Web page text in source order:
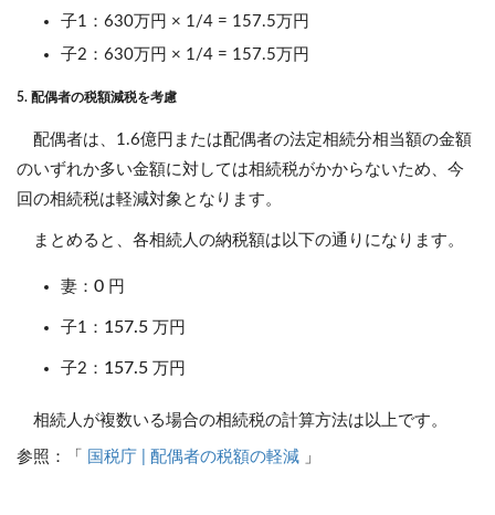
子1：630万円 × 1/4 = 157.5万円
子2：630万円 × 1/4 = 157.5万円
5. 配偶者の税額減税を考慮
配偶者は、1.6億円または配偶者の法定相続分相当額の金額
のいずれか多い金額に対しては相続税がかからないため、今
回の相続税は軽減対象となります。
まとめると、各相続人の納税額は以下の通りになります。
妻： 0 円
子1： 157.5 万円
子2： 157.5 万円
相続人が複数いる場合の相続税の計算方法は以上です。
参照：「 国税庁 | 配偶者の税額の軽減 」